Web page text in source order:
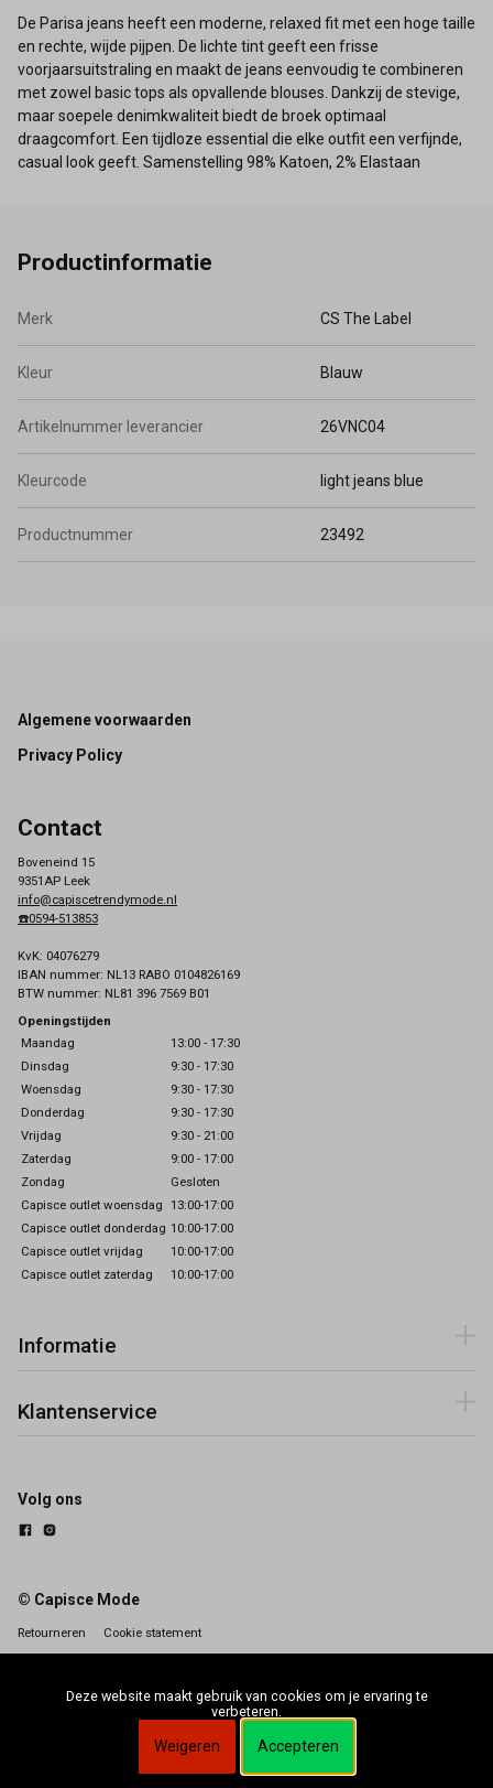
De Parisa jeans heeft een moderne, relaxed fit met een hoge taille
en rechte, wijde pijpen. De lichte tint geeft een frisse
voorjaarsuitstraling en maakt de jeans eenvoudig te combineren
met zowel basic tops als opvallende blouses. Dankzij de stevige,
maar soepele denimkwaliteit biedt de broek optimaal
draagcomfort. Een tijdloze essential die elke outfit een verfijnde,
casual look geeft. Samenstelling 98% Katoen, 2% Elastaan
Productinformatie
Merk CS The Label
Kleur Blauw
Artikelnummer leverancier 26VNC04
Kleurcode light jeans blue
Productnummer 23492
Footer
Algemene voorwaarden
Privacy Policy
Contact
Boveneind 15
9351AP Leek
info@capiscetrendymode.nl
☎️0594-513853
KvK: 04076279
IBAN nummer: NL13 RABO 0104826169
BTW nummer: NL81 396 7569 B01
Openingstijden
Maandag
13:00 - 17:30
Dinsdag
9:30 - 17:30
Woensdag
9:30 - 17:30
Donderdag
9:30 - 17:30
Vrijdag
9:30 - 21:00
Zaterdag
9:00 - 17:00
Zondag
Gesloten
Capisce outlet woensdag 13:00-17:00
Capisce outlet donderdag 10:00-17:00
Capisce outlet vrijdag
10:00-17:00
Capisce outlet zaterdag
10:00-17:00
Informatie
Klantenservice
Volg ons
© Capisce Mode
Retourneren Cookie statement
Deze website maakt gebruik van cookies om je ervaring te
verbeteren.
Weigeren Accepteren